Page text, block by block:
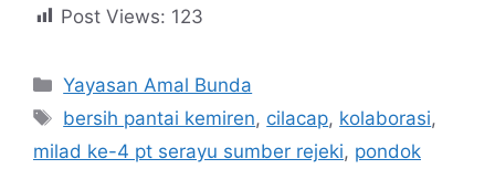
Post Views: 123
Yayasan Amal Bunda
bersih pantai kemiren, cilacap, kolaborasi,
milad ke-4 pt serayu sumber rejeki, pondok